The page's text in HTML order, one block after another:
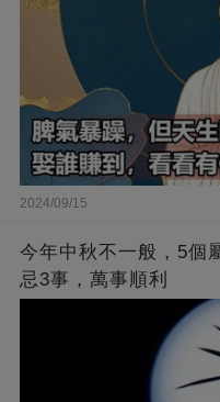
2024/09/15
今年中秋不一般，5個
忌3事，萬事順利